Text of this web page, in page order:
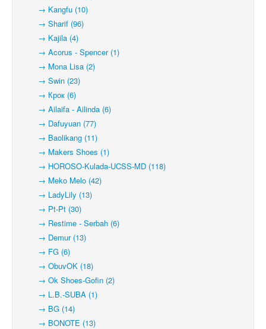
→ Kangfu (10)
→ Sharif (96)
→ Kajila (4)
→ Acorus - Spencer (1)
→ Mona Lisa (2)
→ Swin (23)
→ Крок (6)
→ Ailaifa - Ailinda (6)
→ Dafuyuan (77)
→ Baolikang (11)
→ Makers Shoes (1)
→ HOROSO-Kulada-UCSS-MD (118)
→ Meko Melo (42)
→ LadyLily (13)
→ Pt-Pt (30)
→ Restime - Serbah (6)
→ Demur (13)
→ FG (6)
→ ObuvOK (18)
→ Ok Shoes-Gofin (2)
→ L.B.-SUBA (1)
→ BG (14)
→ BONOTE (13)